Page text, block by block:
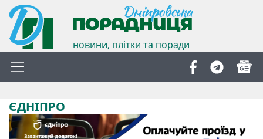
новини, плітки та поради
ЄДНІПРО